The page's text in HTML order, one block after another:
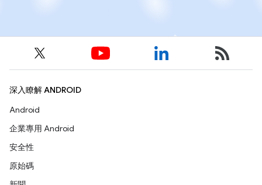
深入瞭解 ANDROID
Android
企業專用 Android
安全性
原始碼